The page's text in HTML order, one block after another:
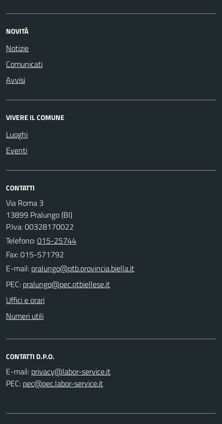
NOVITÀ
Notizie
Comunicati
Avvisi
VIVERE IL COMUNE
Luoghi
Eventi
CONTATTI
Via Roma 3
13899 Pralungo (BI)
P.Iva: 00328170022
Telefono:015-25744
Fax: 015-571792
E-mail:
PEC:
Uffici e orari
Numeri utili
CONTATTI D.P.O.
E-mail:
PEC: